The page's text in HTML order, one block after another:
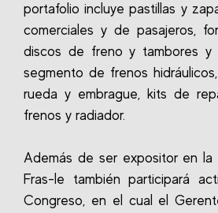
portafolio incluye pastillas y
comerciales y de pasajeros,
discos de freno y tambores y
segmento de frenos
rueda y embrague, kits de
frenos y radiador.
Además de ser expositor en la
Fras-le también participará
Congreso, en el cual el